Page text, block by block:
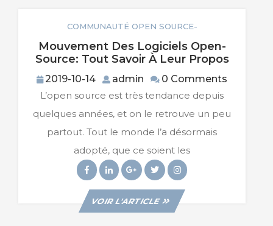
COMMUNAUTÉ OPEN SOURCE-
Mouvement Des Logiciels Open-
Source: Tout Savoir À Leur Propos
Source:
2019-10-14 2019-
10-
14
admin admin
0 Comments
L’open source est très tendance depuis
quelques années, et on le retrouve un peu
partout. Tout le monde l’a désormais
adopté, que ce soient les
Facebook
LinkedinGoogleplus
TwitterInstagram
VOIR L'ARTICLE
VIEW
POST